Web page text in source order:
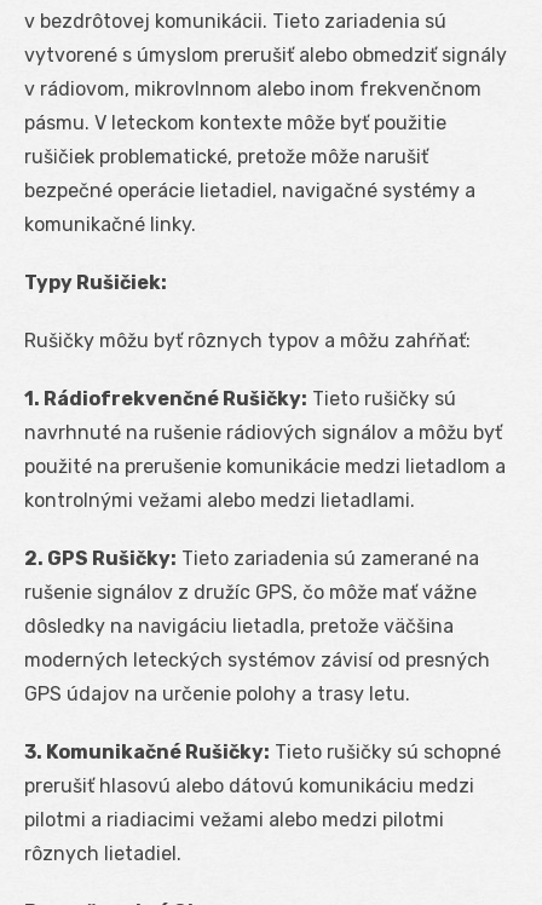
v bezdrôtovej komunikácii. Tieto zariadenia sú
vytvorené s úmyslom prerušiť alebo obmedziť signály
v rádiovom, mikrovlnnom alebo inom frekvenčnom
pásmu. V leteckom kontexte môže byť použitie
rušičiek problematické, pretože môže narušiť
bezpečné operácie lietadiel, navigačné systémy a
komunikačné linky.
Typy Rušičiek:
Rušičky môžu byť rôznych typov a môžu zahŕňať:
1. Rádiofrekvenčné Rušičky: Tieto rušičky sú
navrhnuté na rušenie rádiových signálov a môžu byť
použité na prerušenie komunikácie medzi lietadlom a
kontrolnými vežami alebo medzi lietadlami.
2. GPS Rušičky: Tieto zariadenia sú zamerané na
rušenie signálov z družíc GPS, čo môže mať vážne
dôsledky na navigáciu lietadla, pretože väčšina
moderných leteckých systémov závisí od presných
GPS údajov na určenie polohy a trasy letu.
3. Komunikačné Rušičky: Tieto rušičky sú schopné
prerušiť hlasovú alebo dátovú komunikáciu medzi
pilotmi a riadiacimi vežami alebo medzi pilotmi
rôznych lietadiel.